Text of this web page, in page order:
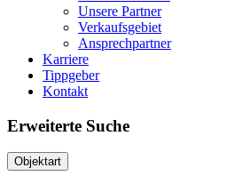
Unsere Partner
Verkaufsgebiet
Ansprechpartner
Karriere
Tippgeber
Kontakt
Erweiterte Suche
Objektart